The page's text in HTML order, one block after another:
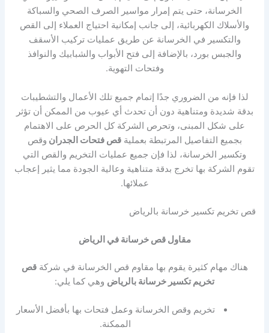
الخرسانة، حتى يتم إمرار مواسير الصرف الصحي والسباكة
والأسلاك الكهربائية، إلى جانب إمكانية احتياج العملاء إلى القص
والتكسير في الخرسانة عن طريق عمليات تركيب الأسقف
والجبس بورد، بالإضافة إلى فتح الأبواب والشبابيك والنوافذ
وفتحات التهوية.
لذا فإنه من الضروري جدًا إتمام جميع تلك الأعمال والتشطيبات
بدقة شديدة ومتناهية دون أن تحدث أي عيوب من الممكن أن تؤثر
على شكل المبنى، وتحرص الشركة كل الحرص على الاهتمام
بجميع التفاصيل المرتبطة بعمليةقص فتحات الجدران وقص
وتكسير الخرسانة، لذا فإن جميع عمليات التخريم والقص التي
تقوم الشركة بها تخرج بدقة متناهية وعالية الجودة مما يثير إعجاب
عملائها.
قص تخريم تكسير خرسانة بالرياض
مقاول قص خرسانة في الرياض
هناك مهام كثيرة يقوم بها مقاوم قص الخرسانة في شركةقص
تخريم تكسير خرسانة بالرياض وهي كما يلي:
تخريم وقص الخرسانة وعمل فتحات بها بأفضل الأسعار
الممكنة.